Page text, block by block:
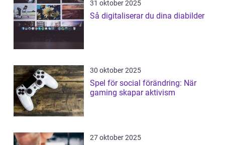
31 oktober 2025
Så digitaliserar du dina diabilder
30 oktober 2025
Spel för social förändring: När
gaming skapar aktivism
27 oktober 2025